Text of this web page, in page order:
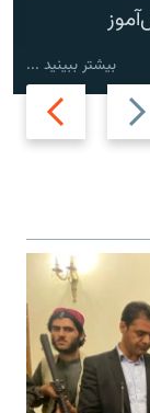
Next
slide
بیشتر ببینید ...